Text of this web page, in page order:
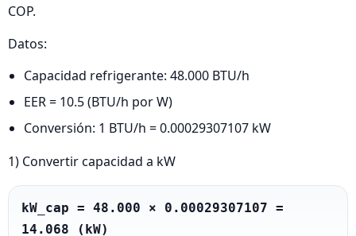
COP.
Datos:
Capacidad refrigerante: 48.000 BTU/h
EER = 10.5 (BTU/h por W)
Conversión: 1 BTU/h = 0.00029307107 kW
1) Convertir capacidad a kW
kW_cap = 48.000 × 0.00029307107 =
14.068 (kW)